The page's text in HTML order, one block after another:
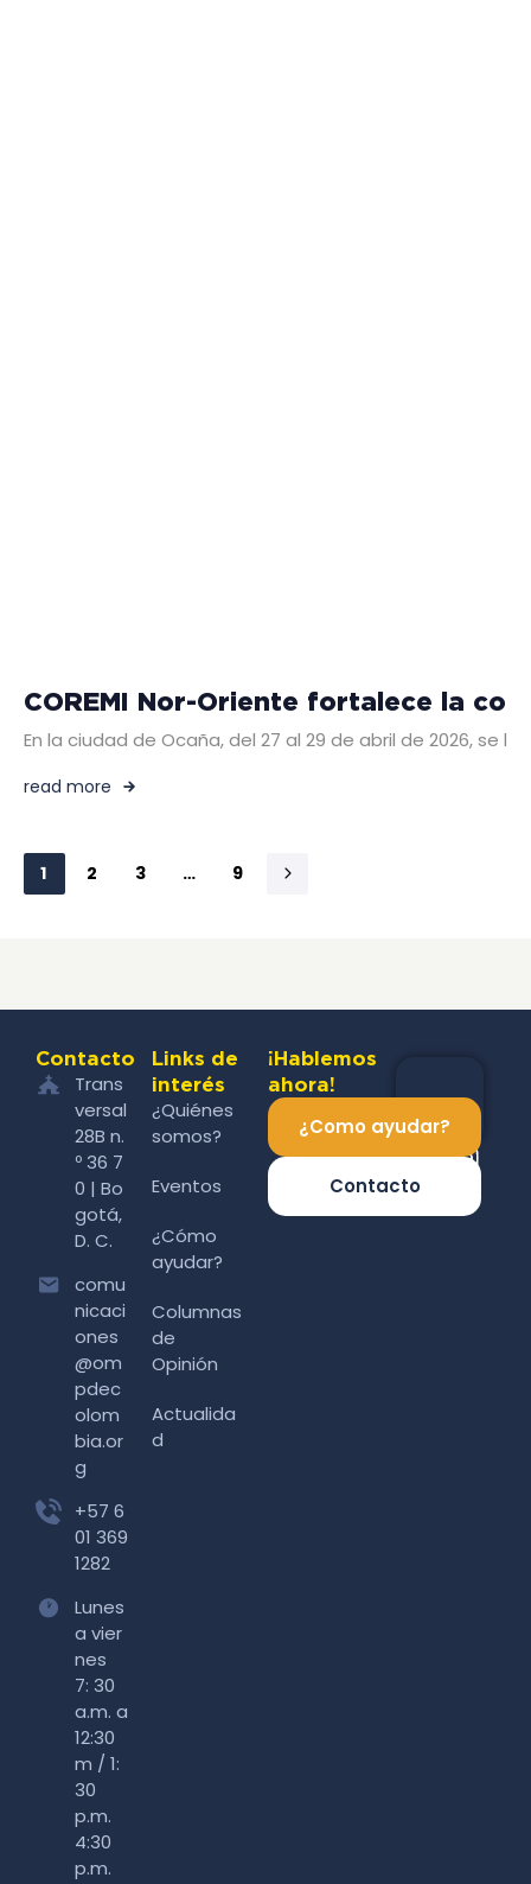
COREMI Nor-Oriente fortalece la
En la ciudad de Ocaña, del 27 al 29 de abril de 2026, se
read more
1 2 3 … 9
Contacto
Trans
versal
28B n.
º 36 7
0 | Bo
gotá,
D. C.
comu
nicaci
ones
@om
pdec
olom
bia.or
g
+57 6
01 369
1282
Lunes
a vier
nes
7: 30
a.m. a
12:30
m / 1:
30
p.m.
4:30
p.m.
Links de
interés
¿Quiénes
somos?
Eventos
¿Cómo
ayudar?
Columnas
de
Opinión
Actualida
d
¡Hablemos
ahora!
¿Como ayudar?
Contacto